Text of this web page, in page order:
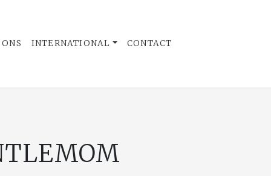
INTERNATIONAL CONTACT